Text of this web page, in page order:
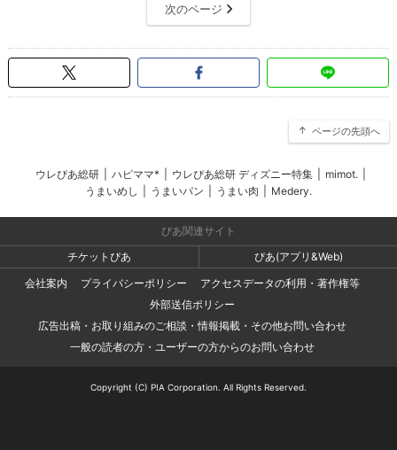
次のページ
ページの先頭へ
ウレぴあ総研 ハピママ* ウレぴあ総研 ディズニー特集 mimot.
うまいめし
うまいパン うまい肉 Medery.
ぴあ関連サイト
チケットぴあ
ぴあ(アプリ&Web)
会社案内
プライバシーポリシー
アクセスデータの利用・著作権等
外部送信ポリシー
広告出稿・お取り組みのご相談・情報掲載・その他お問い合わせ
一般の読者の方・ユーザーの方からのお問い合わせ
Copyright (C) PIA Corporation. All Rights Reserved.